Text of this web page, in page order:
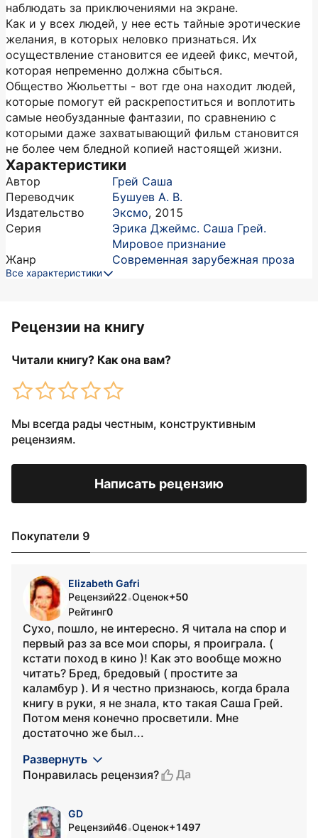
наблюдать за приключениями на экране.
Как и у всех людей, у нее есть тайные эротические
желания, в которых неловко признаться. Их
осуществление становится ее идеей фикс, мечтой,
которая непременно должна сбыться.
Общество Жюльетты - вот где она находит людей,
которые помогут ей раскрепоститься и воплотить
самые необузданные фантазии, по сравнению с
которыми даже захватывающий фильм становится
не более чем бледной копией настоящей жизни.
Характеристики
Автор
Грей Саша
Переводчик
Бушуев А. В.
Издательство
Эксмо, 2015
Серия
Эрика Джеймс. Саша Грей.
Мировое признание
Жанр
Современная зарубежная проза
Все характеристики
Рецензии на книгу
Читали книгу? Как она вам?
Мы всегда рады честным, конструктивным
рецензиям.
Написать рецензию
Покупатели 9
Elizabeth Gafri
Рецензий22•Оценок+50
Рейтинг0
Сухо, пошло, не интересно. Я читала на спор и
первый раз за все мои споры, я проиграла. (
кстати поход в кино )! Как это вообще можно
читать? Бред, бредовый ( простите за
каламбур ). И я честно признаюсь, когда брала
книгу в руки, я не знала, кто такая Саша Грей.
Потом меня конечно просветили. Мне
достаточно же был...
Развернуть
Понравилась рецензия?
Да
GD
Рецензий46•Оценок+1497